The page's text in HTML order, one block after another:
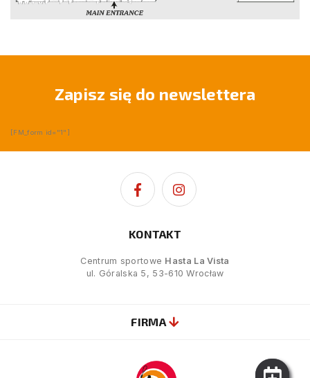
Zapisz się do newslettera
[FM_form id="1"]
KONTAKT
Centrum sportowe Hasta La Vista
ul. Góralska 5, 53-610 Wrocław
FIRMA